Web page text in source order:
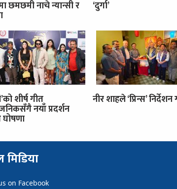
छमछमी नाचे न्यान्सी र ‘दुर्गा’
शीर्ष गीत
नयाँ प्रदर्शन
घोषणा
नीर शाहले ‘प्रिन्स’ निर्देशन
on Facebook